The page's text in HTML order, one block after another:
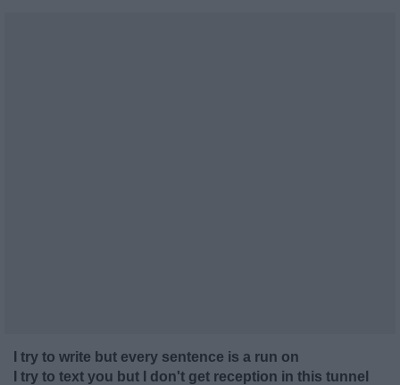
I try to write but every sentence is a run on
I try to text you but I don't get reception in this tunnel